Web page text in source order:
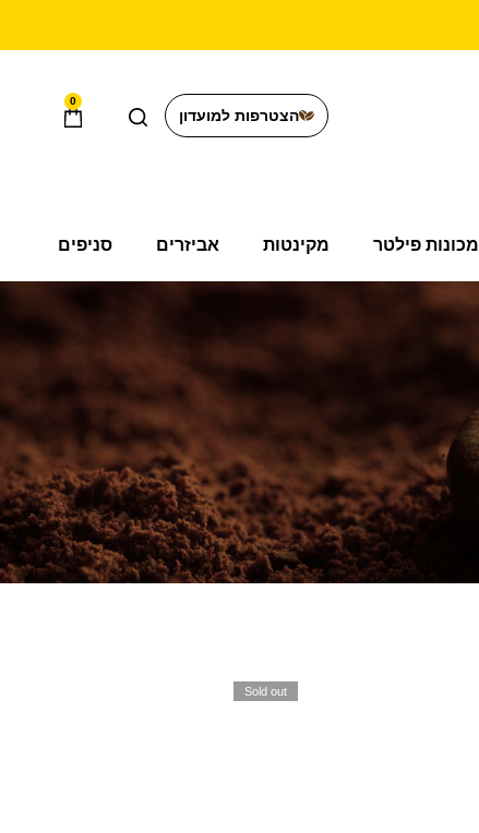
הצטרפות למועדון
0
מכונות פילטר מקינטות אביזרים סניפים
Sold out